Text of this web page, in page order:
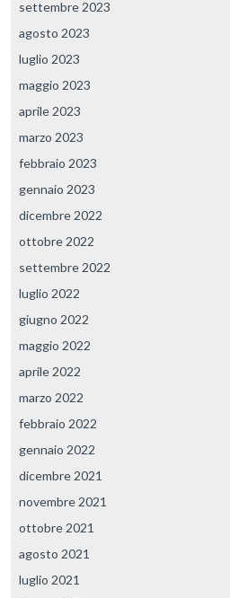
settembre 2023
agosto 2023
luglio 2023
maggio 2023
aprile 2023
marzo 2023
febbraio 2023
gennaio 2023
dicembre 2022
ottobre 2022
settembre 2022
luglio 2022
giugno 2022
maggio 2022
aprile 2022
marzo 2022
febbraio 2022
gennaio 2022
dicembre 2021
novembre 2021
ottobre 2021
agosto 2021
luglio 2021